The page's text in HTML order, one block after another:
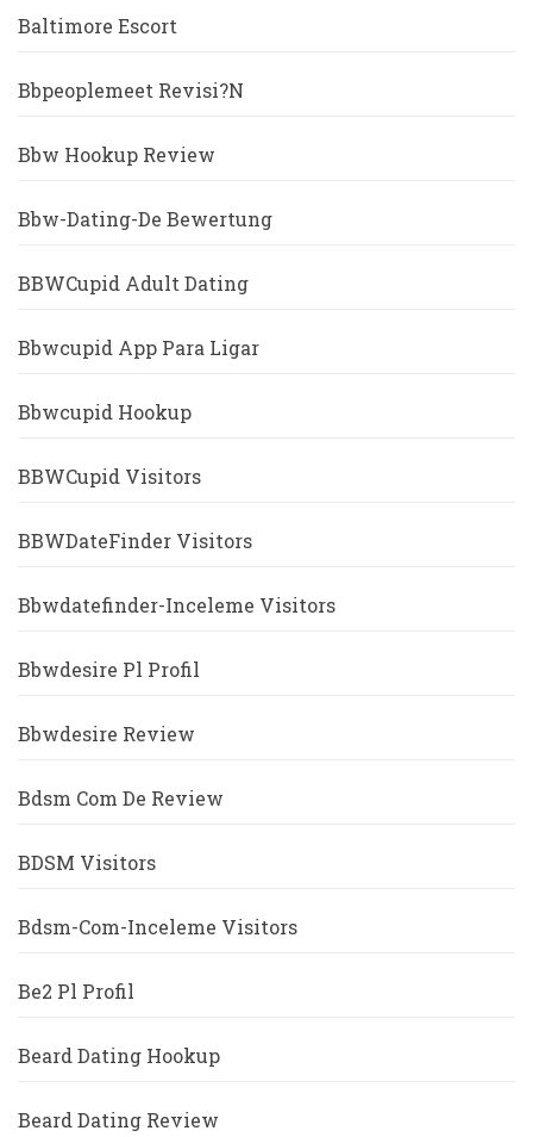
Baltimore Escort
Bbpeoplemeet Revisi?n
Bbw Hookup Review
Bbw-Dating-De Bewertung
BBWCupid Adult Dating
Bbwcupid App Para Ligar
Bbwcupid Hookup
BBWCupid Visitors
BBWDateFinder Visitors
Bbwdatefinder-Inceleme Visitors
Bbwdesire Pl Profil
Bbwdesire Review
Bdsm Com De Review
BDSM Visitors
Bdsm-Com-Inceleme Visitors
Be2 Pl Profil
Beard Dating Hookup
Beard Dating Review